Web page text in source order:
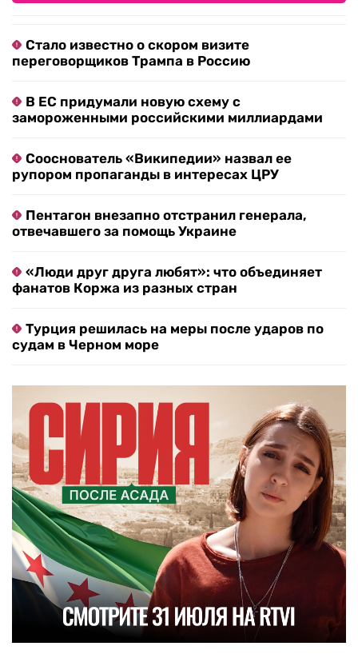
Стало известно о скором визите
переговорщиков Трампа в Россию
В ЕС придумали новую схему с
замороженными российскими миллиардами
Сооснователь «Википедии» назвал ее
рупором пропаганды в интересах ЦРУ
Пентагон внезапно отстранил генерала,
отвечавшего за помощь Украине
«Люди друг друга любят»: что объединяет
фанатов Коржа из разных стран
Турция решилась на меры после ударов по
судам в Черном море